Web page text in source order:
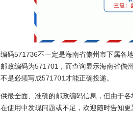
码571736不一定是海南省儋州市下属各
政编码为571701，而查询显示海南省
是必须写成571701才能正确投递。
最全面、准确的邮政编码信息，但由于
使用中发现问题或不足，欢迎随时告知